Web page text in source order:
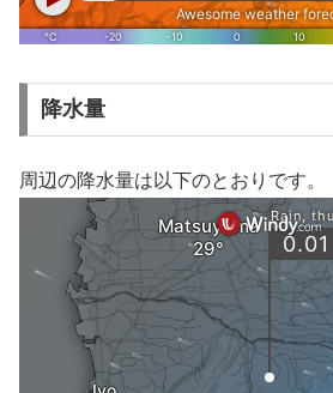
降水量
周辺の降水量は以下のとおりです。